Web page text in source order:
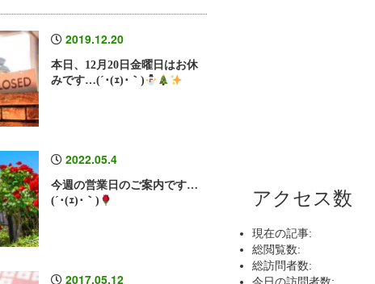
2019.12.20
本日、12月20日金曜日はお休
みです…(´･(ｪ)･｀)
2022.05.4
今週の営業日のご案内です…
(´･(ｪ)･｀)
2017.05.12
アクセス数
現在の記事:
総閲覧数:
総訪問者数: